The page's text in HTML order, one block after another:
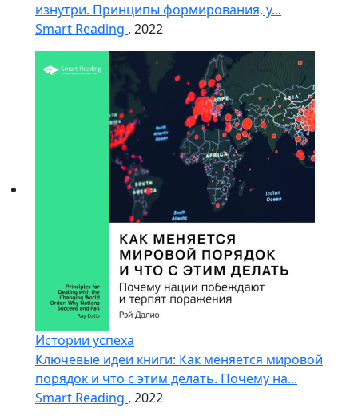
изнутри. Принципы формирования, у...
Smart Reading , 2022
Истории успеха
Ключевые идеи книги: Как меняется мировой
порядок и что с этим делать. Почему на...
Smart Reading , 2022